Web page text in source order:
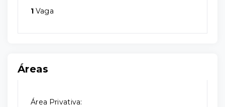
1 Vaga
Áreas
Área Privativa: